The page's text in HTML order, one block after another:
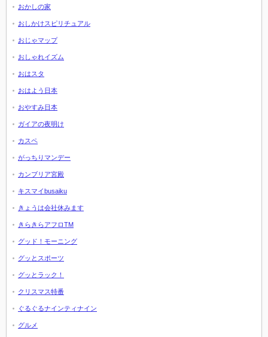
おかしの家
おしかけスピリチュアル
おじゃマップ
おしゃれイズム
おはスタ
おはよう日本
おやすみ日本
ガイアの夜明け
カスペ
がっちりマンデー
カンブリア宮殿
キスマイbusaiku
きょうは会社休みます
きらきらアフロTM
グッド！モーニング
グッとスポーツ
グッとラック！
クリスマス特番
ぐるぐるナインティナイン
グルメ